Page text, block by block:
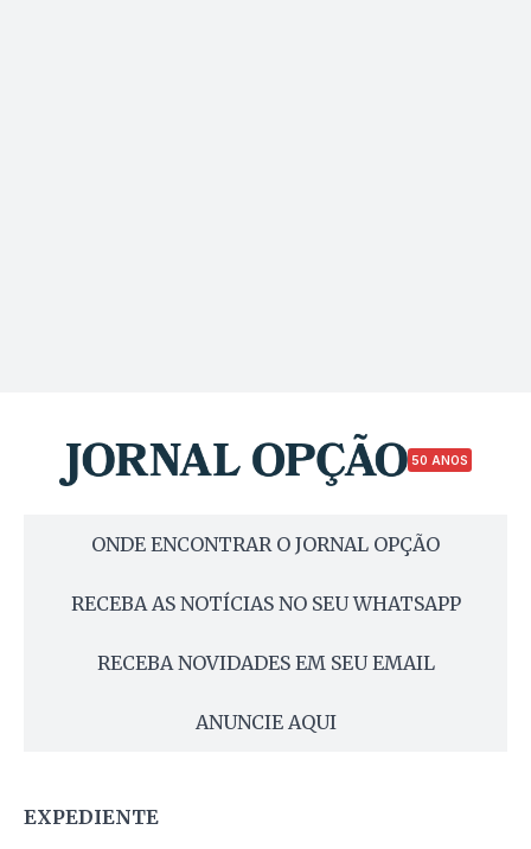
50 ANOS
ONDE ENCONTRAR O JORNAL OPÇÃO
RECEBA AS NOTÍCIAS NO SEU WHATSAPP
RECEBA NOVIDADES EM SEU EMAIL
ANUNCIE AQUI
EXPEDIENTE